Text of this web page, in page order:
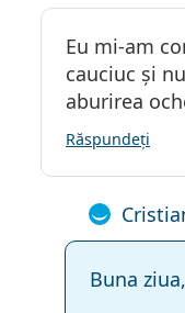
Eu mi-am
cauciuc și
aburirea
Răspundeți
Buna ziua,